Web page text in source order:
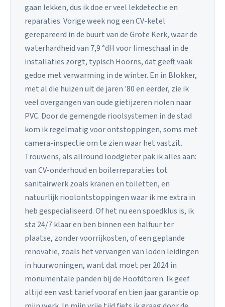
gaan lekken, dus ik doe er veel lekdetectie en
reparaties. Vorige week nog een CV-ketel
gerepareerd in de buurt van de Grote Kerk, waar de
waterhardheid van 7,9 °dH voor limeschaal in de
installaties zorgt, typisch Hoorns, dat geeft vaak
gedoe met verwarming in de winter. En in Blokker,
met al die huizen uit de jaren '80 en eerder, zie ik
veel overgangen van oude gietijzeren riolen naar
PVC. Door de gemengde rioolsystemen in de stad
kom ik regelmatig voor ontstoppingen, soms met
camera-inspectie om te zien waar het vastzit.
Trouwens, als allround loodgieter pak ik alles aan:
van CV-onderhoud en boilerreparaties tot
sanitairwerk zoals kranen en toiletten, en
natuurlijk rioolontstoppingen waar ik me extra in
heb gespecialiseerd. Of het nu een spoedklus is, ik
sta 24/7 klaar en ben binnen een halfuur ter
plaatse, zonder voorrijkosten, of een geplande
renovatie, zoals het vervangen van loden leidingen
in huurwoningen, want dat moet per 2024 in
monumentale panden bij de Hoofdtoren. Ik geef
altijd een vast tarief vooraf en tien jaar garantie op